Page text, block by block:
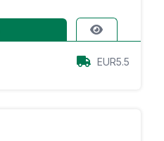
EUR5.5